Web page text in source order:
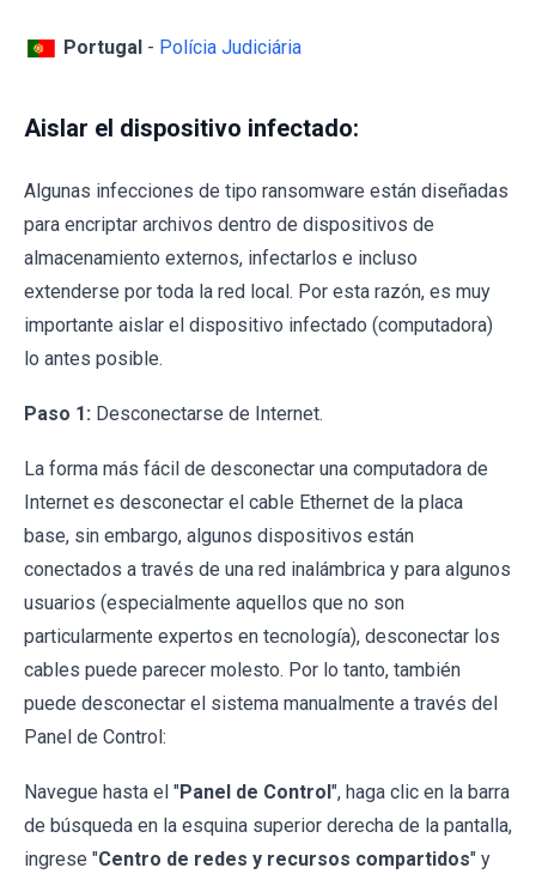
Portugal - Polícia Judiciária
Aislar el dispositivo infectado:
Algunas infecciones de tipo ransomware están diseñadas
para encriptar archivos dentro de dispositivos de
almacenamiento externos, infectarlos e incluso
extenderse por toda la red local. Por esta razón, es muy
importante aislar el dispositivo infectado (computadora)
lo antes posible.
Paso 1: Desconectarse de Internet.
La forma más fácil de desconectar una computadora de
Internet es desconectar el cable Ethernet de la placa
base, sin embargo, algunos dispositivos están
conectados a través de una red inalámbrica y para algunos
usuarios (especialmente aquellos que no son
particularmente expertos en tecnología), desconectar los
cables puede parecer molesto. Por lo tanto, también
puede desconectar el sistema manualmente a través del
Panel de Control:
Navegue hasta el "Panel de Control", haga clic en la barra
de búsqueda en la esquina superior derecha de la pantalla,
ingrese "Centro de redes y recursos compartidos" y